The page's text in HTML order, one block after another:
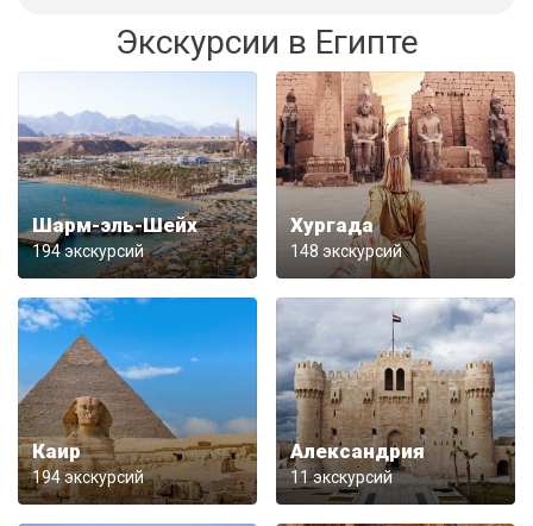
Экскурсии в Египте
Шарм-эль-Шейх
194 экскурсий
Хургада
148 экскурсий
Каир
194 экскурсий
Александрия
11 экскурсий